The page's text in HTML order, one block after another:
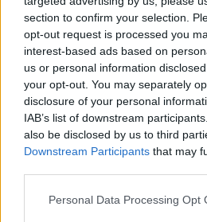
section to confirm your selection.
opt-out request is processed you
interest-based ads based on
us or personal information
your opt-out. You may separately
disclosure of your personal
IAB’s list of downstream
also be disclosed by us to third
Downstream Participants that may
Personal Data Processing Opt
Polinejkesa, który
walce z Eteoklesem.
wyrażenie sprzeciwu
krzywdzącego prawa,
być posłuszna władcy,
przekonać również
Antygona